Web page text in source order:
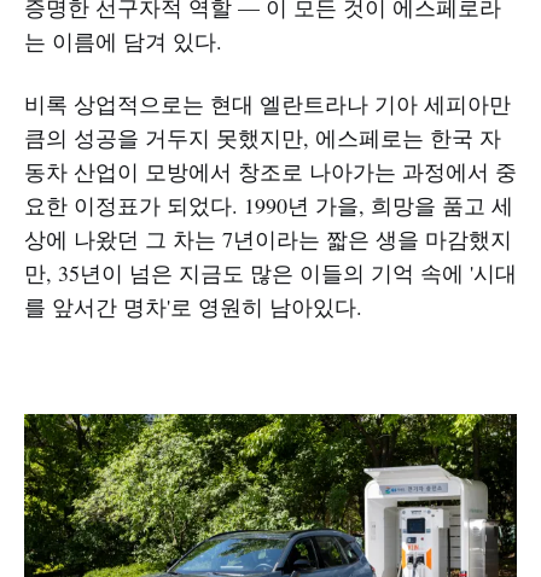
증명한 선구자적 역할 — 이 모든 것이 에스페로라
는 이름에 담겨 있다.
비록 상업적으로는 현대 엘란트라나 기아 세피아만
큼의 성공을 거두지 못했지만, 에스페로는 한국 자
동차 산업이 모방에서 창조로 나아가는 과정에서 중
요한 이정표가 되었다. 1990년 가을, 희망을 품고 세
상에 나왔던 그 차는 7년이라는 짧은 생을 마감했지
만, 35년이 넘은 지금도 많은 이들의 기억 속에 '시대
를 앞서간 명차'로 영원히 남아있다.